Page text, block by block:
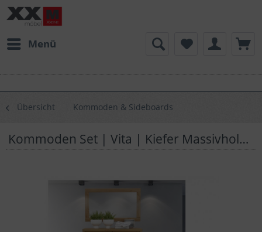
Menü
Übersicht Kommoden & Sideboards
Kommoden Set | Vita | Kiefer Massivholz | T04S